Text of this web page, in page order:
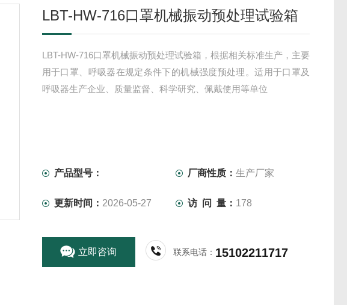
LBT-HW-716口罩机械振动预处理试验箱
LBT-HW-716口罩机械振动预处理试验箱，根据相关标准生产，主要
用于口罩、呼吸器在规定条件下的机械强度预处理。适用于口罩及
呼吸器生产企业、质量监督、科学研究、佩戴使用等单位
产品型号： 厂商性质：生产厂家
更新时间： 2026-05-27 访 问 量： 178
立即咨询 联系电话： 15102211717